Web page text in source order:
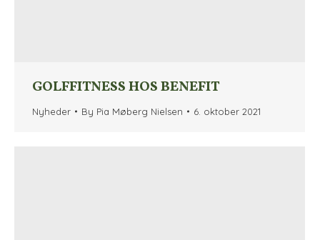
GOLFFITNESS HOS BENEFIT
Nyheder By Pia Møberg Nielsen 6. oktober 2021